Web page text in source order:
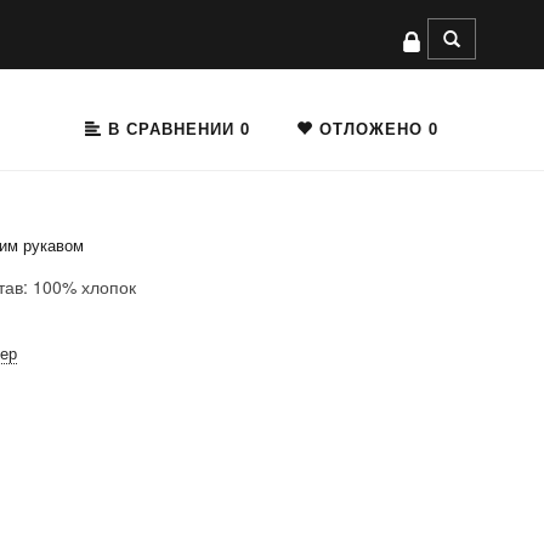
В СРАВНЕНИИ 0 ОТЛОЖЕНО 0
рукавом
100% хлопок